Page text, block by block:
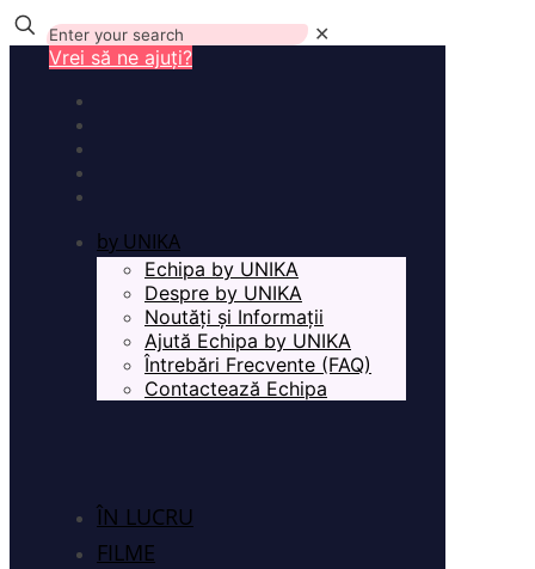
✕
Vrei să ne ajuți?
by UNIKA
Echipa by UNIKA
Despre by UNIKA
Noutăți și Informații
Ajută Echipa by UNIKA
Întrebări Frecvente (FAQ)
Contactează Echipa
ÎN LUCRU
FILME